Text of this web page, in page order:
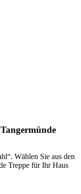
Wählen Sie aus den
Treppe für Ihr Haus